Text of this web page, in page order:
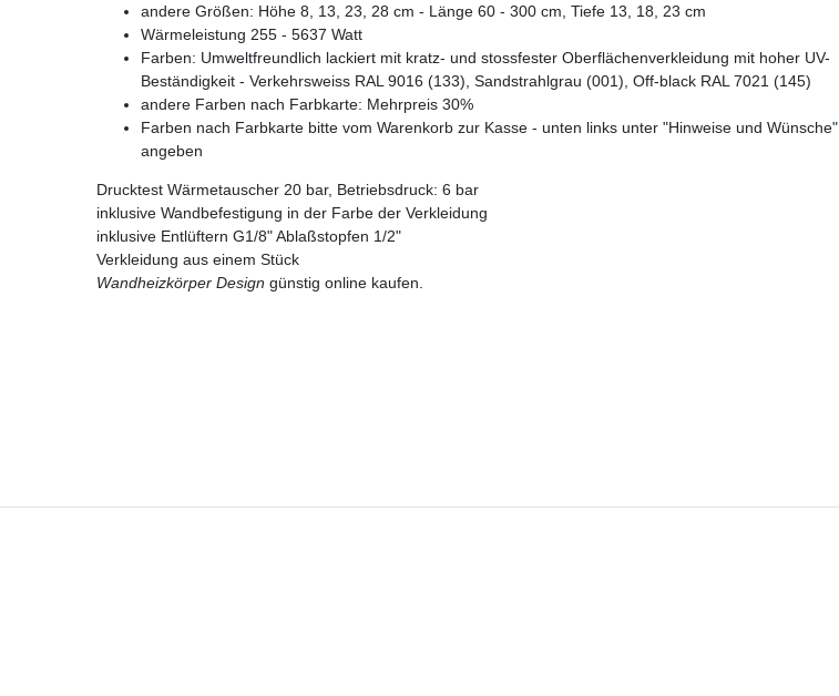
andere Größen: Höhe 8, 13, 23, 28 cm - Länge 60 - 300 cm, Tiefe 13, 18, 23 cm
Wärmeleistung 255 - 5637 Watt
Farben: Umweltfreundlich lackiert mit kratz- und stossfester Oberflächenverkleidung mit hoher UV-
Beständigkeit - Verkehrsweiss RAL 9016 (133), Sandstrahlgrau (001), Off-black RAL 7021 (145)
andere Farben nach Farbkarte: Mehrpreis 30%
Farben nach Farbkarte bitte vom Warenkorb zur Kasse - unten links unter "Hinweise und Wünsche"
angeben
Drucktest Wärmetauscher 20 bar, Betriebsdruck: 6 bar
inklusive Wandbefestigung in der Farbe der Verkleidung
inklusive Entlüftern G1/8" Ablaßstopfen 1/2"
Verkleidung aus einem Stück
Wandheizkörper Design günstig online kaufen.